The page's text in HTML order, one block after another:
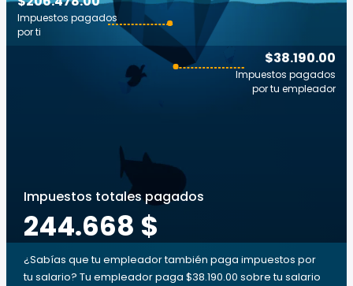
$38.190.00
Impuestos pagados
por tu empleador
Impuestos pagados
por ti
Impuestos totales pagados
244.668 $
¿Sabías que tu empleador también paga impuestos por
tu salario? Tu empleador paga $38.190.00 sobre tu salario